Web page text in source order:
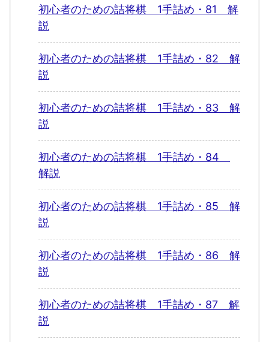
初心者のための詰将棋 1手詰め・81 解
説
初心者のための詰将棋 1手詰め・82 解
説
初心者のための詰将棋 1手詰め・83 解
説
初心者のための詰将棋 1手詰め・84
解説
初心者のための詰将棋 1手詰め・85 解
説
初心者のための詰将棋 1手詰め・86 解
説
初心者のための詰将棋 1手詰め・87 解
説